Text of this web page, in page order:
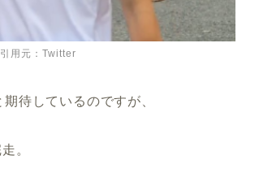
用元：Twitter
待しているのですが、
。